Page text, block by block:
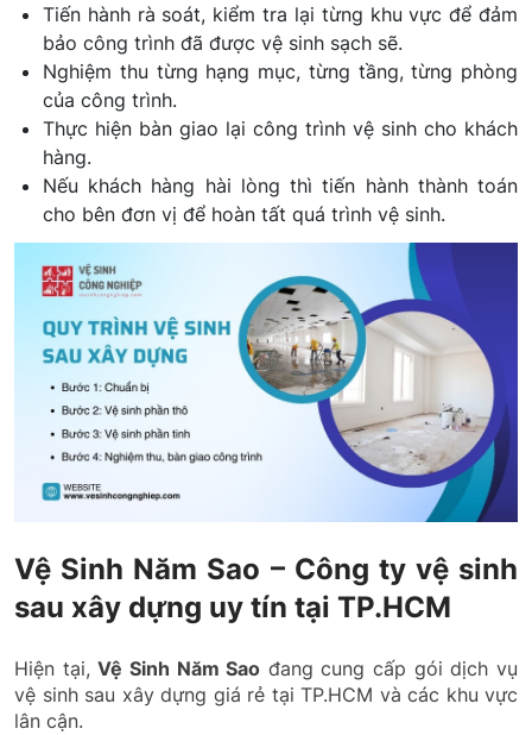
Tiến hành rà soát, kiểm tra lại từng khu vực để đảm
bảo công trình đã được vệ sinh sạch sẽ.
Nghiệm thu từng hạng mục, từng tầng, từng phòng
của công trình.
Thực hiện bàn giao lại công trình vệ sinh cho khách
hàng.
Nếu khách hàng hài lòng thì tiến hành thành toán
cho bên đơn vị để hoàn tất quá trình vệ sinh.
Vệ Sinh Năm Sao – Công ty vệ sinh
sau xây dựng uy tín tại TP.HCM
Hiện tại,Vệ Sinh Năm Sao đang cung cấp gói dịch vụ
vệ sinh sau xây dựng giá rẻ tại TP.HCM và các khu vực
lân cận.